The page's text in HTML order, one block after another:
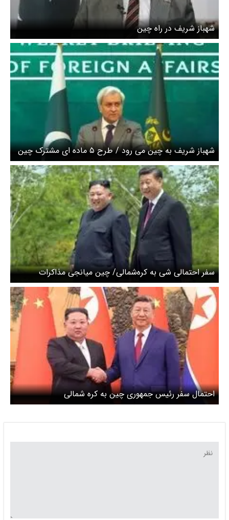
شهباز شریف در راه چین
شهباز شریف به چین می رود / طرح ۵ ماده ای مشترک چین
و پاکستان برای صلح در منطقه ارائه می شود
سفر احتمالی شی به کره‌شمالی/ چین میانجی مذاکرات
کره‌شمالی-آمریکا می‌شود؟
احتمال سفر رئیس جمهوری چین به کره شمالی